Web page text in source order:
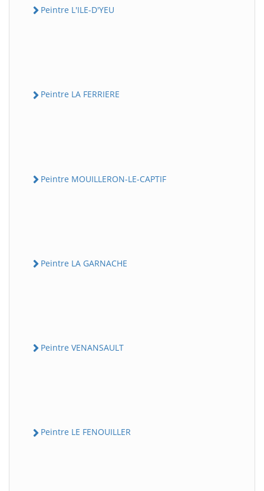
Peintre L'ILE-D'YEU
Peintre LA FERRIERE
Peintre MOUILLERON-LE-CAPTIF
Peintre LA GARNACHE
Peintre VENANSAULT
Peintre LE FENOUILLER